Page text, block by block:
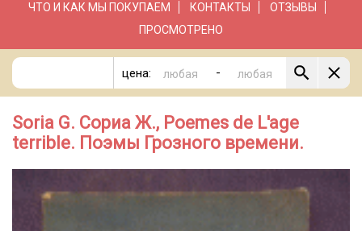
ЧТО И КАК МЫ ПОКУПАЕМ
КОНТАКТЫ
ОТЗЫВЫ
ПРОСМОТРЕНО
цена: -
Soria G. Сориа Ж., Poemes de L'age
terrible. Поэмы Грозного времени.